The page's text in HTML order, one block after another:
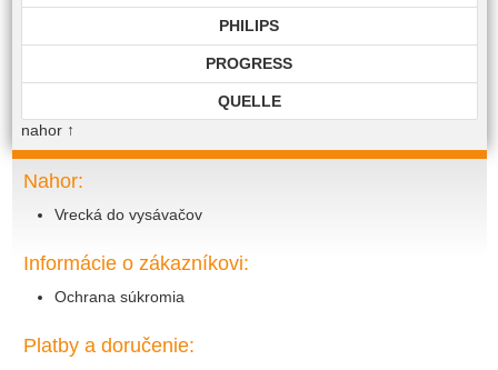
PHILIPS
PROGRESS
QUELLE
SIEMENS
nahor↑
Nahor:
Vrecká do vysávačov
Informácie o zákazníkovi:
Ochrana súkromia
Platby a doručenie: